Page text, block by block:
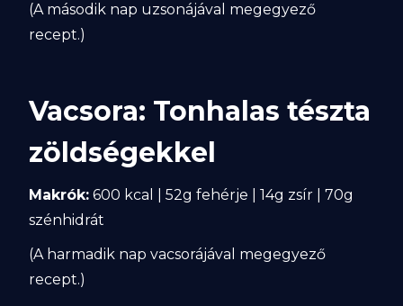
(A második nap uzsonájával megegyező
recept.)
Vacsora: Tonhalas tészta
zöldségekkel
Makrók: 600 kcal | 52g fehérje | 14g zsír | 70g
szénhidrát
(A harmadik nap vacsorájával megegyező
recept.)